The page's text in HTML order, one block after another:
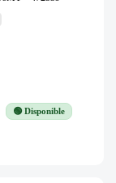
🟢 Disponible